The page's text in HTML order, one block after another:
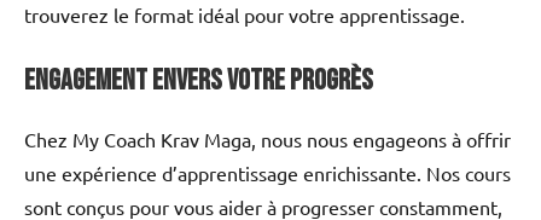
trouverez le format idéal pour votre apprentissage.
Engagement envers Votre Progrès
Chez My Coach Krav Maga, nous nous engageons à offrir
une expérience d’apprentissage enrichissante. Nos cours
sont conçus pour vous aider à progresser constamment,